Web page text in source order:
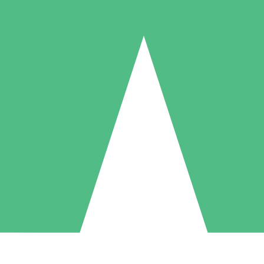
Packs de Crédits Individuels
à l'utilisation avec des crédits de téléchargement. Sans engagement
5 Téléchargements
US$